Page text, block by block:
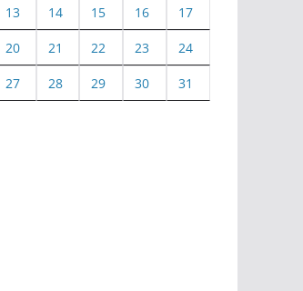
13 14 15 16 17
20 21 22 23 24
27 28 29 30 31